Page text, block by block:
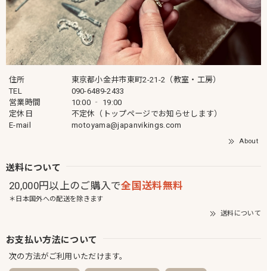
住所
東京都小金井市東町2-21-2（教室・工房）
TEL
090-6489-2433
営業時間
10:00 ‐ 19:00
定休日
不定休（トップページでお知らせします）
E-mail
motoyama@japanvikings.com
About
送料について
20,000円以上のご購入で全国送料無料
＊日本国外への配送を除きます
送料について
お支払い方法について
次の方法がご利用いただけます。